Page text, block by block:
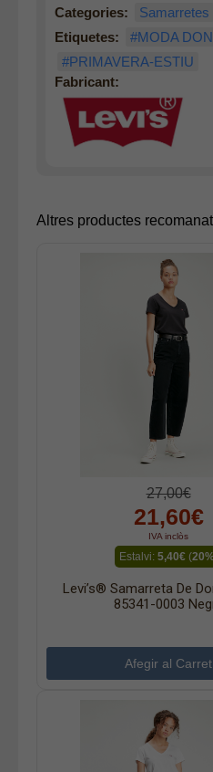
Categories:
Samarretes
Etiquetes:
#MODA
#PRIMAVERA-ESTIU
Fabricant:
Altres productes
27,00€
21,60€
IVA inclòs
Estalvi: 5,40€(
Levi’s® Samarreta De
85341-0003